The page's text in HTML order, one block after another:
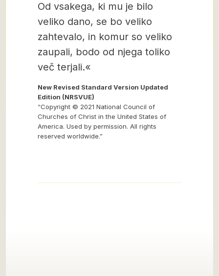
Od vsakega, ki mu je bilo
veliko dano, se bo veliko
zahtevalo, in komur so veliko
zaupali, bodo od njega toliko
več terjali.«
New Revised Standard Version Updated
Edition (NRSVUE)
“Copyright © 2021 National Council of
Churches of Christ in the United States of
America. Used by permission. All rights
reserved worldwide.”